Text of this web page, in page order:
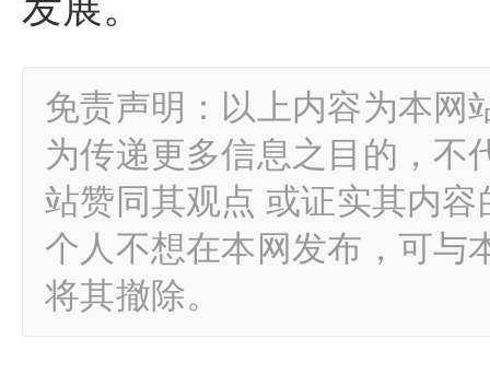
免责声明：以上内容为本网
为传递更多信息之目的，不
站赞同其观点 或证实其内
个人不想在本网发布，可与
将其撤除。